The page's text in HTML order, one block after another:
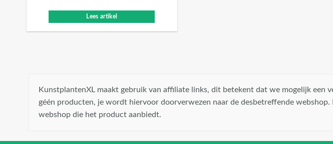
Lees artikel
KunstplantenXL maakt gebruik van affiliate links, dit betekent dat we mogelijk een
géén producten, je wordt hiervoor doorverwezen naar de desbetreffende
webshop die het product aanbiedt.